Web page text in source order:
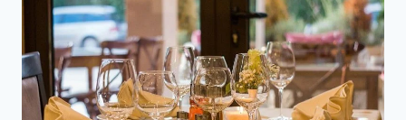
CINEMA
NO
RJ